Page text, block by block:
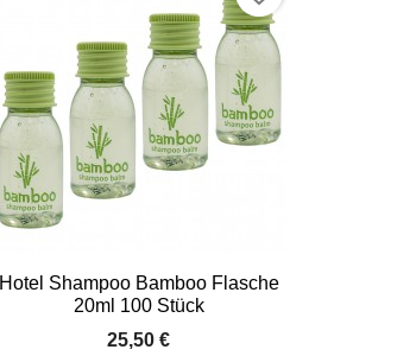
Hotel Shampoo Bamboo Flasche
20ml 100 Stück
25,50 €
Vorschau